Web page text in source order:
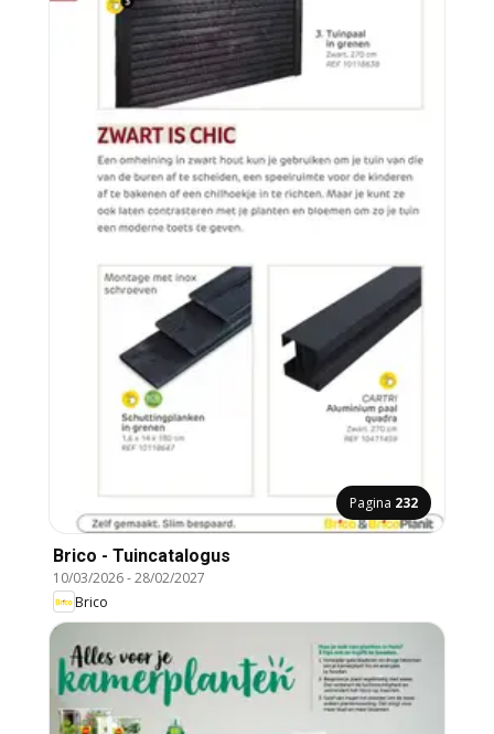
Pagina 232
Brico - Tuincatalogus
10/03/2026-28/02/2027
Brico